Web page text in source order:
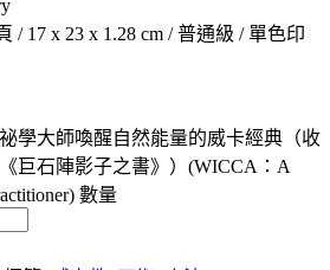
/ 17 x 23 x 1.28 cm / 普通級 / 單色印
學大師喚醒自然能量的威卡經典（收
巨石陣影子之書》）(WICCA：A
數量